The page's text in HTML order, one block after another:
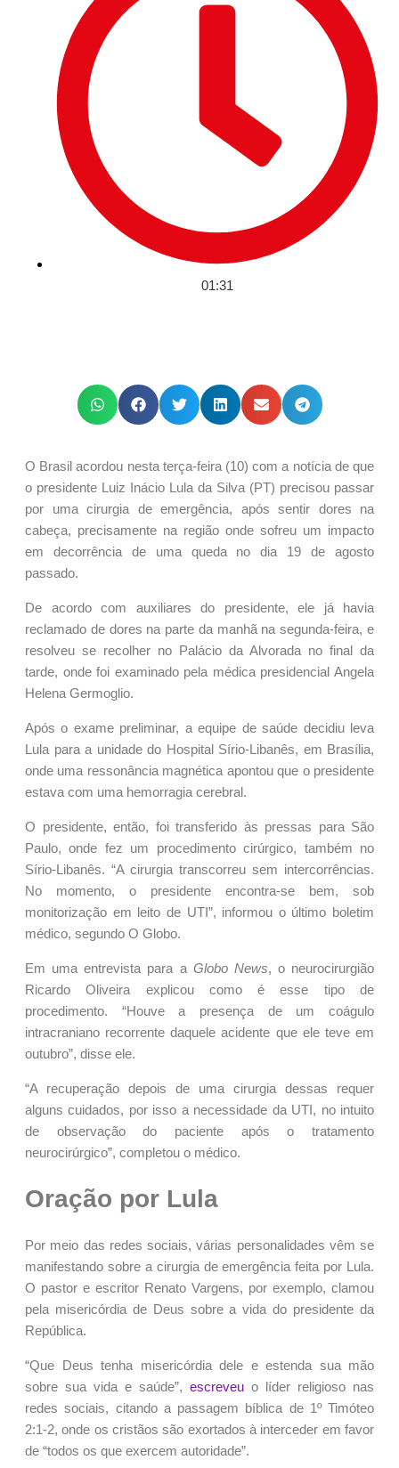
01:31
O Brasil acordou nesta terça-feira (10) com a notícia de que
o presidente Luiz Inácio Lula da Silva (PT) precisou passar
por uma cirurgia de emergência, após sentir dores na
cabeça, precisamente na região onde sofreu um impacto
em decorrência de uma queda no dia 19 de agosto
passado.
De acordo com auxiliares do presidente, ele já havia
reclamado de dores na parte da manhã na segunda-feira, e
resolveu se recolher no Palácio da Alvorada no final da
tarde, onde foi examinado pela médica presidencial Angela
Helena Germoglio.
Após o exame preliminar, a equipe de saúde decidiu leva
Lula para a unidade do Hospital Sírio-Libanês, em Brasília,
onde uma ressonância magnética apontou que o presidente
estava com uma hemorragia cerebral.
O presidente, então, foi transferido às pressas para São
Paulo, onde fez um procedimento cirúrgico, também no
Sírio-Libanês. “A cirurgia transcorreu sem intercorrências.
No momento, o presidente encontra-se bem, sob
monitorização em leito de UTI”, informou o último boletim
médico, segundo O Globo.
Em uma entrevista para a Globo News, o neurocirurgião
Ricardo Oliveira explicou como é esse tipo de
procedimento. “Houve a presença de um coágulo
intracraniano recorrente daquele acidente que ele teve em
outubro”, disse ele.
“A recuperação depois de uma cirurgia dessas requer
alguns cuidados, por isso a necessidade da UTI, no intuito
de observação do paciente após o tratamento
neurocirúrgico”, completou o médico.
Oração por Lula
Por meio das redes sociais, várias personalidades vêm se
manifestando sobre a cirurgia de emergência feita por Lula.
O pastor e escritor Renato Vargens, por exemplo, clamou
pela misericórdia de Deus sobre a vida do presidente da
República.
“Que Deus tenha misericórdia dele e estenda sua mão
sobre sua vida e saúde”, escreveu o líder religioso nas
redes sociais, citando a passagem bíblica de 1º Timóteo
2:1-2, onde os cristãos são exortados à interceder em favor
de “todos os que exercem autoridade”.